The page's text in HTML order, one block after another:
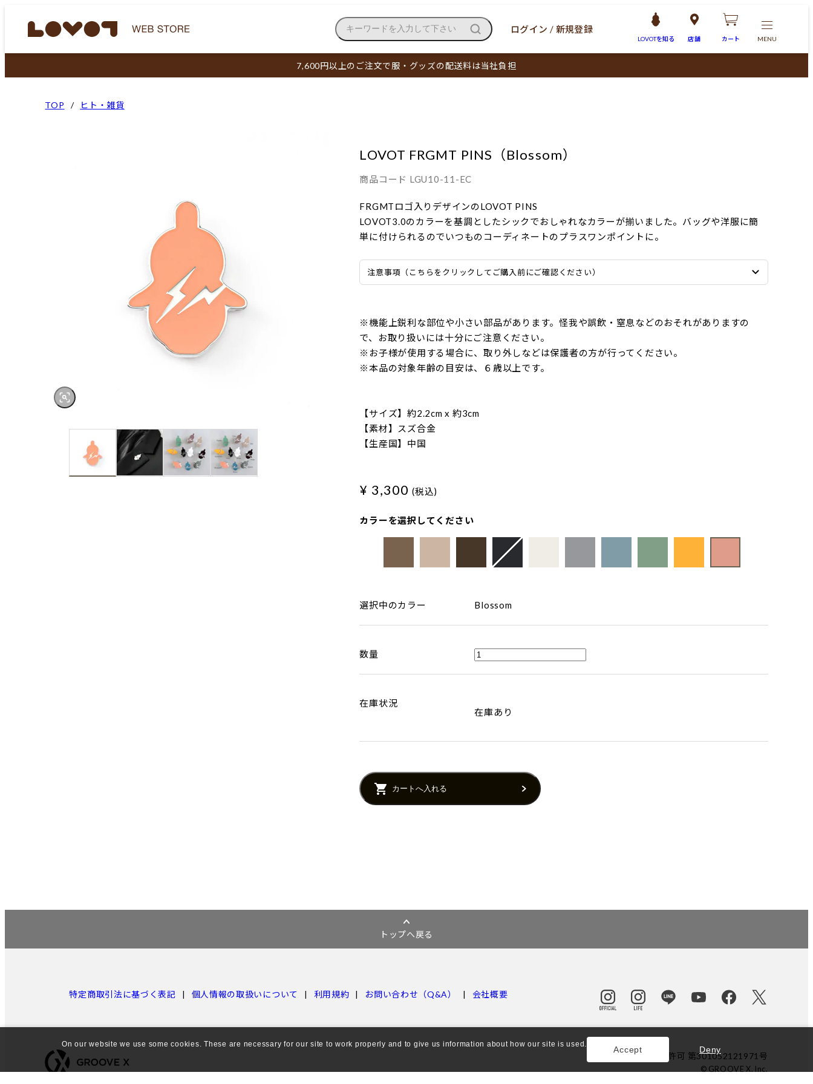
キーワードを入力して下さい ログイン / 新規登録
LOVOTを知る 店舗 カート MENU
7,600円以上のご注文で服・グッズの配送料は当社負担
TOP ヒト・雑貨
LOVOT FRGMT PINS（Blossom）
商品コード LGU10-11-EC
FRGMTロゴ入りデザインのLOVOT PINS
LOVOT3.0のカラーを基調としたシックでおしゃれなカラーが揃いました。バッグや洋服に簡
単に付けられるのでいつものコーディネートのプラスワンポイントに。
注意事項（こちらをクリックしてご購入前にご確認ください）
※機能上鋭利な部位や小さい部品があります。怪我や誤飲・窒息などのおそれがありますの
で、お取り扱いには十分にご注意ください。
※お子様が使用する場合に、取り外しなどは保護者の方が行ってください。
※本品の対象年齢の目安は、６歳以上です。
【サイズ】約2.2cm x 約3cm
【素材】スズ合金
【生産国】中国
¥ 3,300 (税込)
カラーを選択してください
選択中のカラー Blossom
数量
在庫状況
在庫あり
カートへ入れる
トップへ戻る
特定商取引法に基づく表記 個人情報の取扱いについて 利用規約 お問い合わせ（Q&A） 会社概要
東京都公安委員会許可 第301052121971号
© GROOVE X, Inc.
On our website we use some cookies. These are necessary for our site to work properly and to give us information about how our site is used.
Deny
Accept